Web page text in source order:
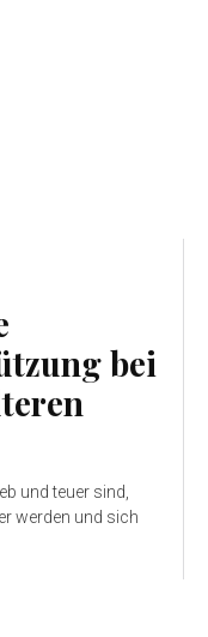
bei
und teuer sind,
werden und sich